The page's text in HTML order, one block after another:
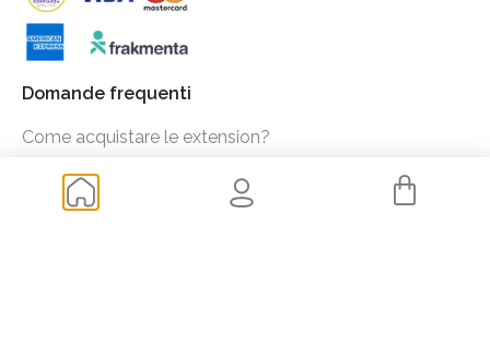
Domande frequenti
Come acquistare le extension?
Come scegliere la lunghezza e il colore delle mie
extension?